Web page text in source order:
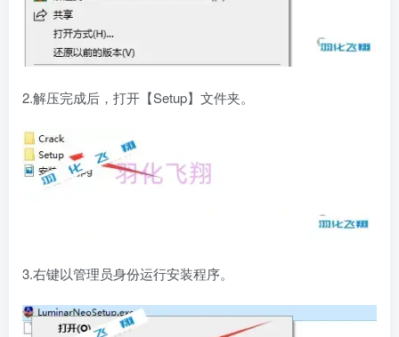
2.解压完成后，打开【Setup】文件夹。
3.右键以管理员身份运行安装程序。